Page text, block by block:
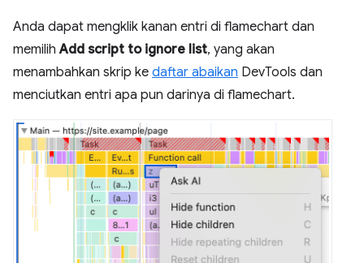
Anda dapat mengklik kanan entri di flamechart dan
memilihAdd script to ignore list, yang akan
menambahkan skrip ke daftar abaikan DevTools dan
menciutkan entri apa pun darinya di flamechart.